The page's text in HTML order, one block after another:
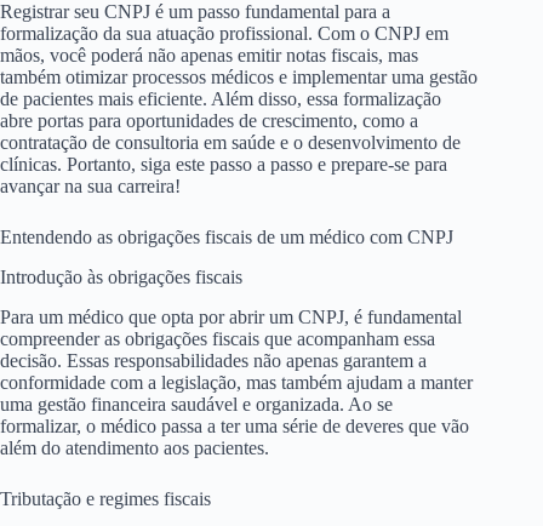
Registrar seu CNPJ é um passo fundamental para a
formalização da sua atuação profissional. Com o CNPJ em
mãos, você poderá não apenas emitir notas fiscais, mas
também otimizar processos médicos e implementar uma gestão
de pacientes mais eficiente. Além disso, essa formalização
abre portas para oportunidades de crescimento, como a
contratação de consultoria em saúde e o desenvolvimento de
clínicas. Portanto, siga este passo a passo e prepare-se para
avançar na sua carreira!
Entendendo as obrigações fiscais de um médico com CNPJ
Introdução às obrigações fiscais
Para um médico que opta por abrir um CNPJ, é fundamental
compreender as obrigações fiscais que acompanham essa
decisão. Essas responsabilidades não apenas garantem a
conformidade com a legislação, mas também ajudam a manter
uma gestão financeira saudável e organizada. Ao se
formalizar, o médico passa a ter uma série de deveres que vão
além do atendimento aos pacientes.
Tributação e regimes fiscais